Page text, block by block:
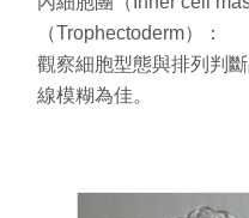
（Trophectoderm）：
觀察細胞型態與排列判
線模糊為佳。